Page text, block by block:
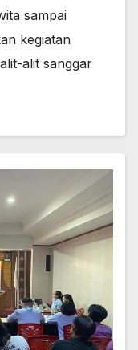
sampai
kegiatan
alit sanggar